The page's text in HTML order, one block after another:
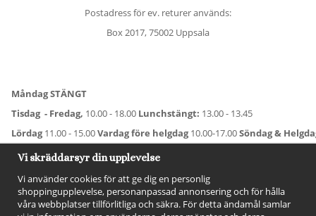
Postadress för ev. returer används:
Box 2017, 75002 Uppsala
Måndag STÄNGT
Tisdag - Fredag, 10.00 - 18.00 Lunchstängt: 13.00 - 13.45
Lördag11.00 - 15.00Vardag före helgdag10.00-17.00Söndag &
För avvikande öppettider:Titta här
Vi skräddarsyr din upplevelse
Vi använder cookies för att ge dig en personlig
shoppingupplevelse, personanpassad annonsering och för hålla
våra webbplatser tillförlitliga och säkra. För detta ändamål samlar